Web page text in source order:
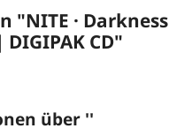
· Darkness
CD"
über ''